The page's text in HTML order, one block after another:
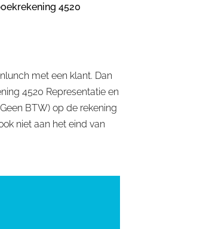
4520
met een klant. Dan
4520 Representatie en
BTW) op de rekening
niet aan het eind van